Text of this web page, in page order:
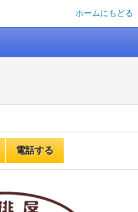
ホームにもどる
電話する